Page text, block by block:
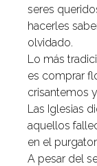
seres
hacerles
olvidado.
Lo más
es comprar
crisantemos
Las Iglesias
aquellos
en el
A pesar del